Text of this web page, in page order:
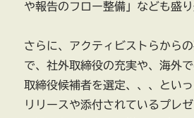
や報告のフロー整備」なども盛り
さらに、アクティビストらから
で、社外取締役の充実や、海外
取締役候補者を選定、、、とい
リリースや添付されているプレ